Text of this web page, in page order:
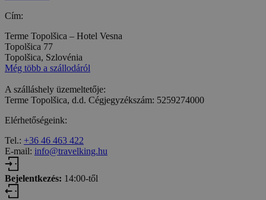
Cím:
Terme Topolšica – Hotel Vesna
Topolšica 77
Topolšica, Szlovénia
Még több a szállodáról
A szálláshely üzemeltetője:
Terme Topolšica, d.d. Cégjegyzékszám: 5259274000
Elérhetőségeink:
Tel.: +36 46 463 422
E-mail: info@travelking.hu
Bejelentkezés: 14:00-től